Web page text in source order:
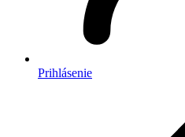
Prihlásenie